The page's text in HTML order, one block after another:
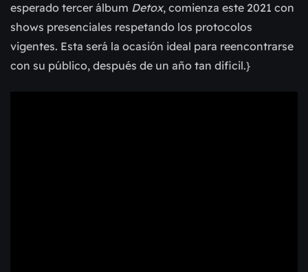
esperado tercer álbum Detox, comienza este 2021 con
shows presenciales respetando los protocolos
vigentes. Esta será la ocasión ideal para reencontrarse
con su público, después de un año tan dificil.}